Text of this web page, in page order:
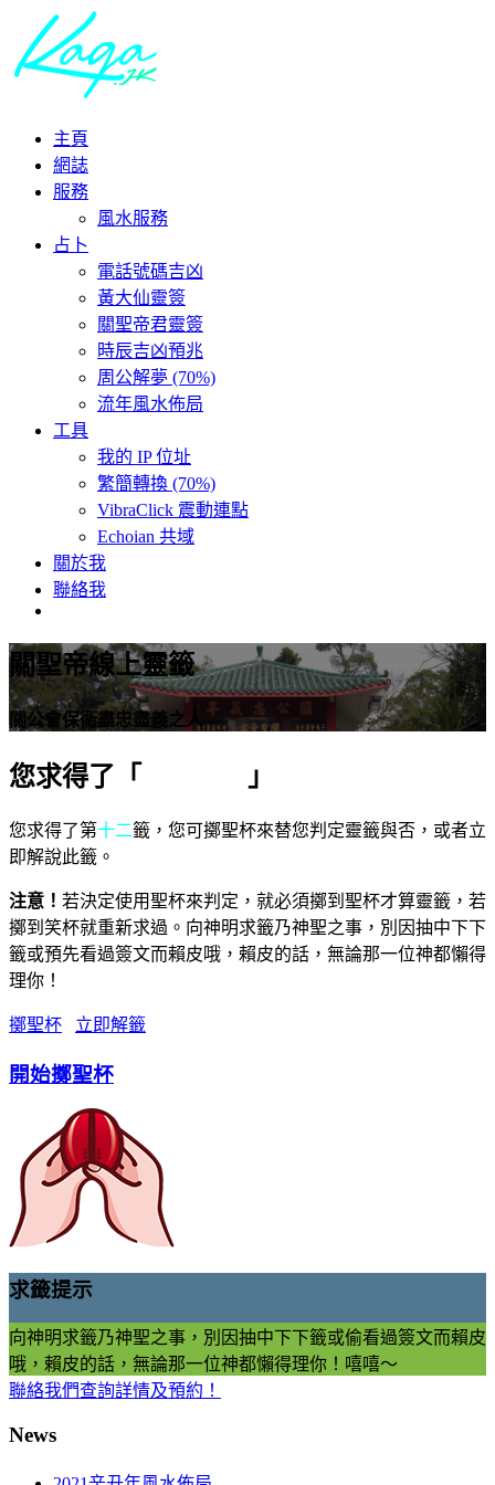
主頁
網誌
服務
風水服務
占卜
電話號碼吉凶
黃大仙靈簽
關聖帝君靈簽
時辰吉凶預兆
周公解夢 (70%)
流年風水佈局
工具
我的 IP 位址
繁簡轉換 (70%)
VibraClick 震動連點
Echoian 共域
關於我
聯絡我
關聖帝線上靈籤
關公會保衛盡忠盡義之人
您求得了「 」
您求得了第十二籤，您可擲聖杯來替您判定靈籤與否，或者立
即解說此籤。
注意！ 若決定使用聖杯來判定，就必須擲到聖杯才算靈籤，若
擲到笑杯就重新求過。向神明求籤乃神聖之事，別因抽中下下
籤或預先看過簽文而賴皮哦，賴皮的話，無論那一位神都懶得
理你！
擲聖杯 立即解籤
開始擲聖杯
求籤提示
向神明求籤乃神聖之事，別因抽中下下籤或偷看過簽文而賴皮
哦，賴皮的話，無論那一位神都懶得理你！嘻嘻～
聯絡我們查詢詳情及預約！
News